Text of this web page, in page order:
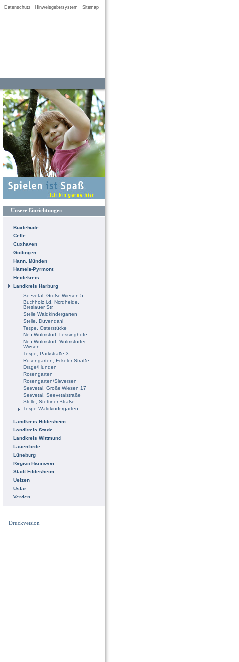
Datenschutz Hinweisgebersystem Sitemap
Unsere Einrichtungen
Buxtehude
Celle
Cuxhaven
Göttingen
Hann. Münden
Hameln-Pyrmont
Heidekreis
Landkreis Harburg
Seevetal, Große Wiesen 5
Buchholz i.d. Nordheide,
Breslauer Str.
Stelle Waldkindergarten
Stelle, Duvendahl
Tespe, Osterstücke
Neu Wulmstorf, Lessinghöfe
Neu Wulmstorf, Wulmstorfer
Wiesen
Tespe, Parkstraße 3
Rosengarten, Eckeler Straße
Drage/Hunden
Rosengarten
Rosengarten/Sieversen
Seevetal, Große Wiesen 17
Seevetal, Seevetalstraße
Stelle, Stettiner Straße
Tespe Waldkindergarten
Landkreis Hildesheim
Landkreis Stade
Landkreis Wittmund
Lauenförde
Lüneburg
Region Hannover
Stadt Hildesheim
Uelzen
Uslar
Verden
Druckversion